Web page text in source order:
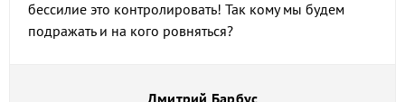
бессилие это контролировать! Так кому мы будем
подражать и на кого ровняться?
Дмитрий Барбус